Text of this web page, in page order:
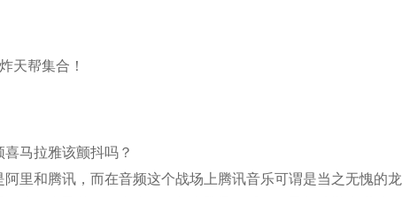
天帮集合！
马拉雅该颤抖吗？
里和腾讯，而在音频这个战场上腾讯音乐可谓是当之无愧的龙